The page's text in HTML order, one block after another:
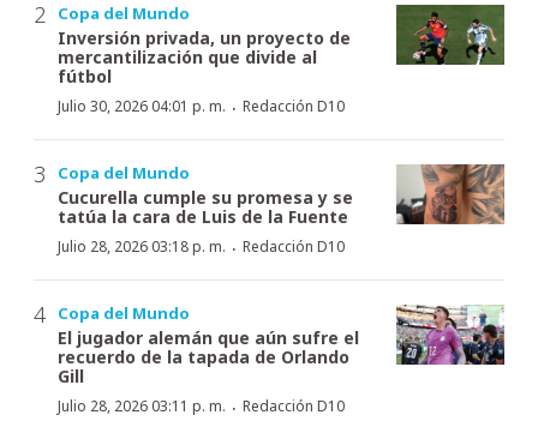
Copa del Mundo
Inversión privada, un proyecto de
mercantilización que divide al
fútbol
Julio 30, 2026 04:01 p. m. · Redacción D10
Copa del Mundo
Cucurella cumple su promesa y se
tatúa la cara de Luis de la Fuente
Julio 28, 2026 03:18 p. m. · Redacción D10
Copa del Mundo
El jugador alemán que aún sufre el
recuerdo de la tapada de Orlando
Gill
Julio 28, 2026 03:11 p. m. · Redacción D10